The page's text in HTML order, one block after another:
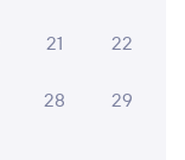
21 22
28 29